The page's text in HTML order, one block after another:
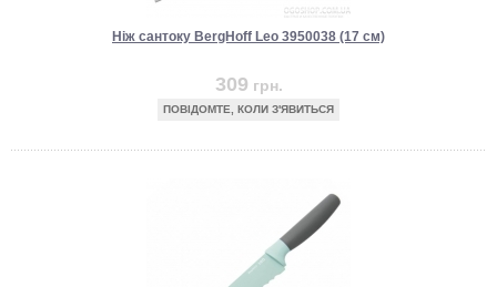
Ніж сантоку BergHoff Leo 3950038 (17 см)
309 грн.
ПОВІДОМТЕ, КОЛИ З'ЯВИТЬСЯ